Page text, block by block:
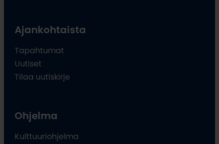
Ajankohtaista
Tapahtumat
Uutiset
Tilaa uutiskirje
Ohjelma
Kulttuuriohjelma